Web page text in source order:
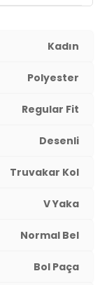
Kadın
Polyester
Regular Fit
Desenli
Truvakar Kol
V Yaka
Normal Bel
Bol Paça